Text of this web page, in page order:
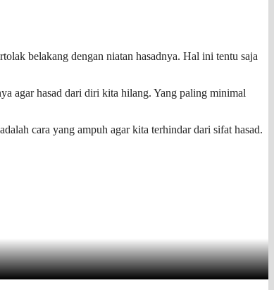
belakang dengan niatan hasadnya. Hal ini tentu saja
agar hasad dari diri kita hilang. Yang paling minimal
cara yang ampuh agar kita terhindar dari sifat hasad.